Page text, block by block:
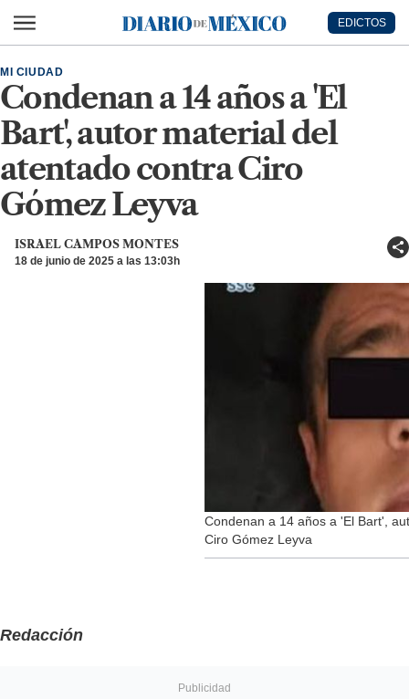
Diario de México
EDICTOS
Condenan a 14 años a 'El
Bart', autor material del
atentado contra Ciro
Gómez Leyva
MI CIUDAD
ISRAEL CAMPOS MONTES
18 de junio de 2025 a las 13:03h
Condenan a 14 años a 'El Bart',
Ciro Gómez Leyva
Redacción